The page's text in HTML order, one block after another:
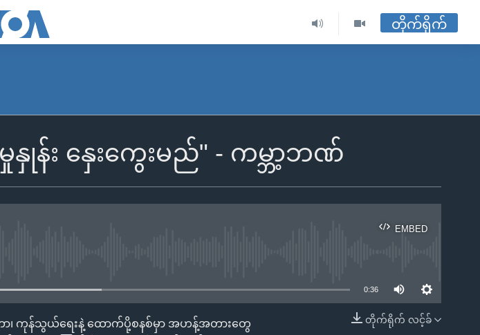
တိုက်ရိုက်
မှုနှုန်း နှေးကွေးမည်" - ကမ္ဘာ့ဘဏ်
EMBED
EMBED
0:36
တိုက်ရိုက် လင့်ခ်
ာ၊ ကုန်သွယ်ရေးနဲ့ ထောက်ပို့စနစ်မှာ အဟန့်အတားတွေ